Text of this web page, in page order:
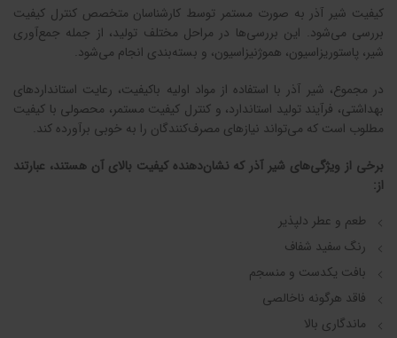
کیفیت شیر آذر به صورت مستمر توسط کارشناسان متخصص کنترل کیفیت
بررسی می‌شود. این بررسی‌ها در مراحل مختلف تولید، از جمله جمع‌آوری
شیر، پاستوریزاسیون، هموژنیزاسیون، و بسته‌بندی انجام می‌شود.
در مجموع، شیر آذر با استفاده از مواد اولیه باکیفیت، رعایت استانداردهای
بهداشتی، فرآیند تولید استاندارد، و کنترل کیفیت مستمر، محصولی با کیفیت
مطلوب است که می‌تواند نیازهای مصرف‌کنندگان را به خوبی برآورده کند.
برخی از ویژگی‌های شیر آذر که نشان‌دهنده کیفیت بالای آن هستند، عبارتند
از:
طعم و عطر دلپذیر
رنگ سفید شفاف
بافت یکدست و منسجم
فاقد هرگونه ناخالصی
ماندگاری بالا